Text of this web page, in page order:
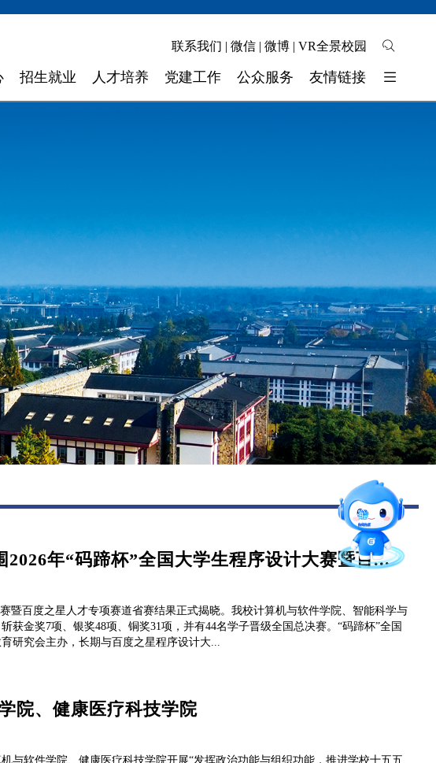
联系我们 | 微信 | 微博 | VR全景校园
招生就业 人才培养
校 团 委
师资力量
奖助学金
图书馆
后勤保障
党建工作 公众服务
联系我们
友情链接
四川省高校网络理政平台
2026年“码蹄杯”全国大学生程序设计大赛暨百...
暨百度之星人才专项赛道省赛结果正式揭晓。我校计算机与软件学院、智能科学与
获金奖7项、银奖48项、铜奖31项，并有44名学子晋级全国总决赛。“码蹄杯”全国
研究会主办，长期与百度之星程序设计大...
院、健康医疗科技学院
与软件学院、健康医疗科技学院开展“发挥政治功能与组织功能，推进学校十五五
智能问答
留言板
报考指南